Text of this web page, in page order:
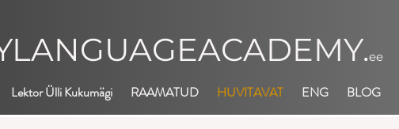
ee
Lektor Ülli Kukumägi RAAMATUD HUVITAVAT ENG BLOG